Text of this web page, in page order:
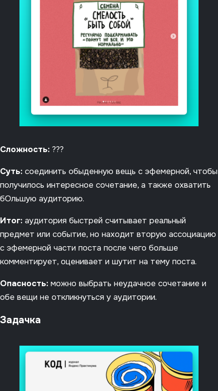
Сложность: ???
Суть: соединить обыденную вещь с эфемерной, чтобы
получилось интересное сочетание, а также охватить
бОльшую аудиторию.
Итог: аудитория быстрей считывает реальный
предмет или событие, но находит вторую ассоциацию
с эфемерной части поста после чего больше
комментирует, оценивает и шутит на тему поста.
Опасность: можно выбрать неудачное сочетание и
обе вещи не откликнуться у аудитории.
Задачка